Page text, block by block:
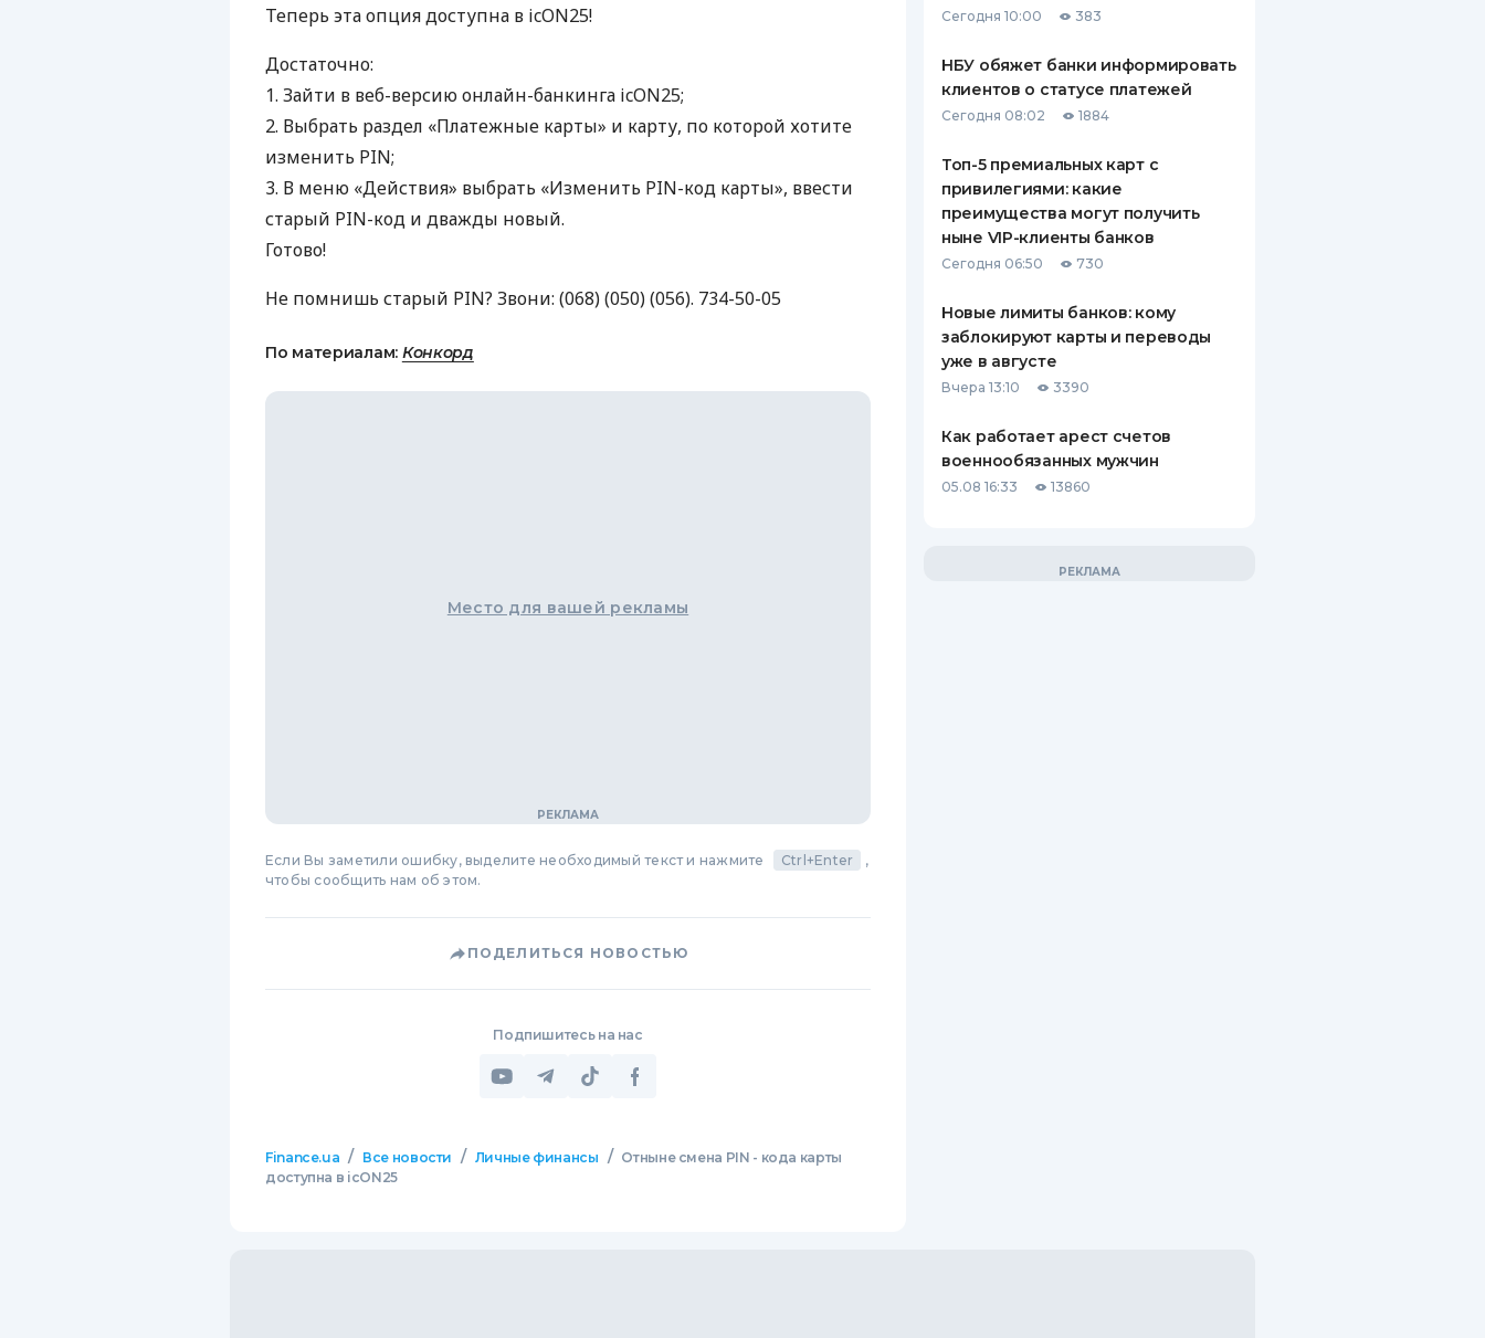
БАНКОВСКИМ КАРТАМ
СТРАХОВАНИЮ
ВСЕ СТРАХОВЫЕ ПОЛИСЫ
ОТЗЫВЫ О СТРАХОВЫХ
КОМПАНИЯХ
Теперь эта опция доступна в icON25!
Достаточно:
1. Зайти в веб-версию онлайн-банкинга icON25;
2. Выбрать раздел «Платежные карты» и карту, по которой хотите
изменить PIN;
3. В меню «Действия» выбрать «Изменить PIN-код карты», ввести
старый PIN-код и дважды новый.
Готово!
Не помнишь старый PIN? Звони: (068) (050) (056). 734-50-05
По материалам: Конкорд
Место для вашей рекламы
Если Вы заметили ошибку, выделите необходимый текст и нажмите Ctrl+Enter
,
чтобы сообщить нам об этом.
ПОДЕЛИТЬСЯ НОВОСТЬЮ
Подпишитесь на нас
Finance.ua / Все новости / Личные финансы / Отныне смена PIN - кода карты
доступна в icON25
Сегодня 10:00 383
НБУ обяжет банки информировать
клиентов о статусе платежей
Сегодня 08:02 1884
Топ-5 премиальных карт с
привилегиями: какие
преимущества могут получить
ныне VIP-клиенты банков
Сегодня 06:50 730
Новые лимиты банков: кому
заблокируют карты и переводы
уже в августе
Вчера 13:10 3390
Как работает арест счетов
военнообязанных мужчин
05.08 16:33 13860